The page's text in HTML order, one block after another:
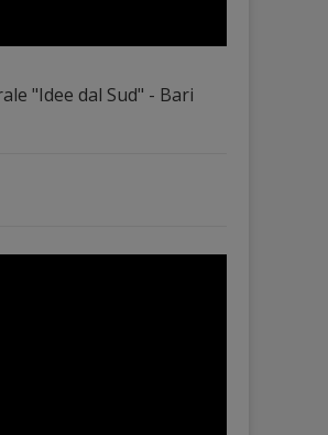
"Idee dal Sud" - Bari